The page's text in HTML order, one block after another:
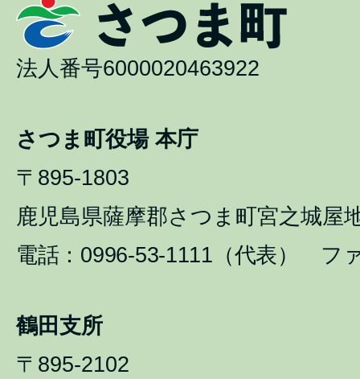
法人番号6000020463922
さつま町役場 本庁
〒895-1803
鹿児島県薩摩郡さつま町宮之城屋
電話：0996-53-1111（代表） フ
鶴田支所
〒895-2102